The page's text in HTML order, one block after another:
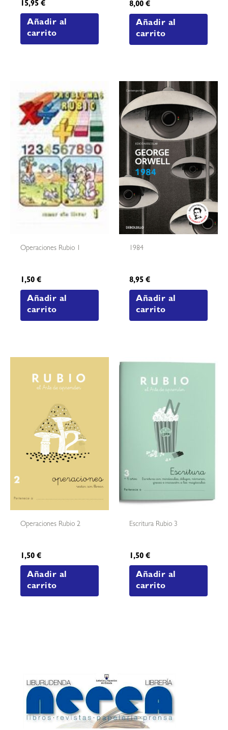
15,95€
Añadir al
carrito
8,00€
Añadir al
carrito
Operaciones Rubio 1
1,50€
Añadir al
carrito
1984
8,95€
Añadir al
carrito
Operaciones Rubio 2
1,50€
Añadir al
carrito
Escritura Rubio 3
1,50€
Añadir al
carrito